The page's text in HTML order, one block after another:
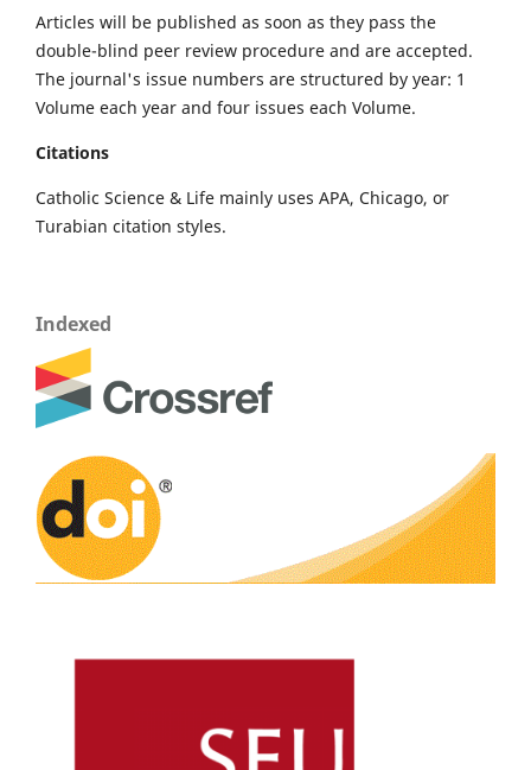
Articles will be published as soon as they pass the
double-blind peer review procedure and are accepted.
The journal's issue numbers are structured by year: 1
Volume each year and four issues each Volume.
Citations
Catholic Science & Life mainly uses APA, Chicago, or
Turabian citation styles.
Indexed